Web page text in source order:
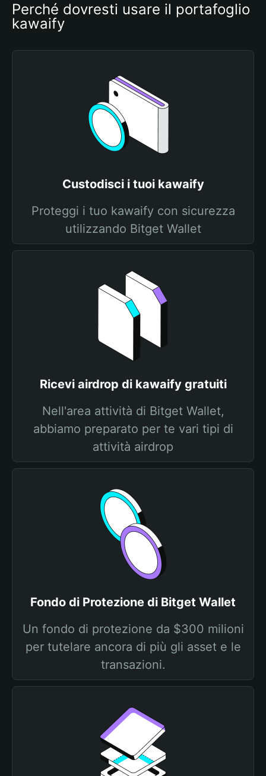
Perché dovresti usare il portafoglio
kawaify
Custodisci i tuoi kawaify
Proteggi i tuo kawaify con sicurezza
utilizzando Bitget Wallet
Ricevi airdrop di kawaify gratuiti
Nell'area attività di Bitget Wallet,
abbiamo preparato per te vari tipi di
attività airdrop
Fondo di Protezione di Bitget Wallet
Un fondo di protezione da $300 milioni
per tutelare ancora di più gli asset e le
transazioni.